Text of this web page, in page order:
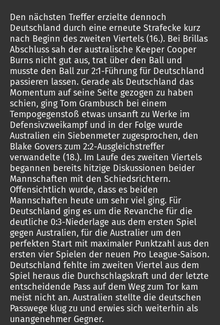
Den nächsten Treffer erzielte dennoch
Deutschland durch eine erneute Strafecke kurz
nach Beginn des zweiten Viertels (16.). Bei Brillas
Abschluss sah der australische Keeper Cooper
Burns nicht gut aus, trat über den Ball und
musste den Ball zur 2:1-Führung für Deutschland
passieren lassen. Gerade als Deutschland das
Momentum auf seine Seite gezogen zu haben
schien, ging Tom Grambusch bei einem
Tempogegenstoß etwas unsanft zu Werke im
Defensivzweikampf und in der Folge wurde
Australien ein Siebenmeter zugesprochen, den
Blake Govers zum 2:2-Ausgleichstreffer
verwandelte (18.). Im Laufe des zweiten Viertels
begannen bereits hitzige Diskussionen beider
Mannschaften mit den Schiedsrichtern.
Offensichtlich wurde, dass es beiden
Mannschaften heute um sehr viel ging. Für
Deutschland ging es um die Revanche für die
deutliche 0:3-Niederlage aus dem ersten Spiel
gegen Australien, für die Australier um den
perfekten Start mit maximaler Punktzahl aus den
ersten vier Spielen der neuen Pro League-Saison.
Deutschland fehlte im zweiten Viertel aus dem
Spiel heraus die Durchschlagskraft und der letzte
entscheidende Pass auf dem Weg zum Tor kam
meist nicht an. Australien stellte die deutschen
Passwege klug zu und erwies sich weiterhin als
unangenehmer Gegner.